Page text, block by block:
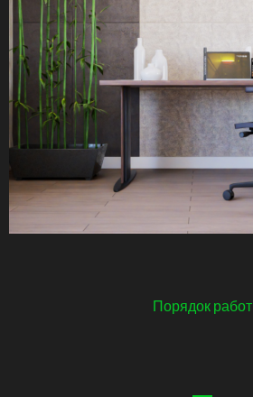
Порядок работ